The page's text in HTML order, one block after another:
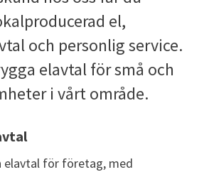
el,
och personlig service.
elavtal för små och
i vårt område.
elavtal för företag, med